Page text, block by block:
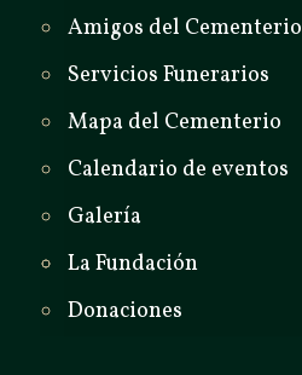
Amigos del Cementerio
Servicios Funerarios
Mapa del Cementerio
Calendario de eventos
Galería
La Fundación
Donaciones